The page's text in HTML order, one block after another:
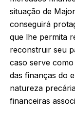
situação de
conseguirá
que lhe permita
reconstruir seu
caso serve
das finanças do
natureza
financeiras